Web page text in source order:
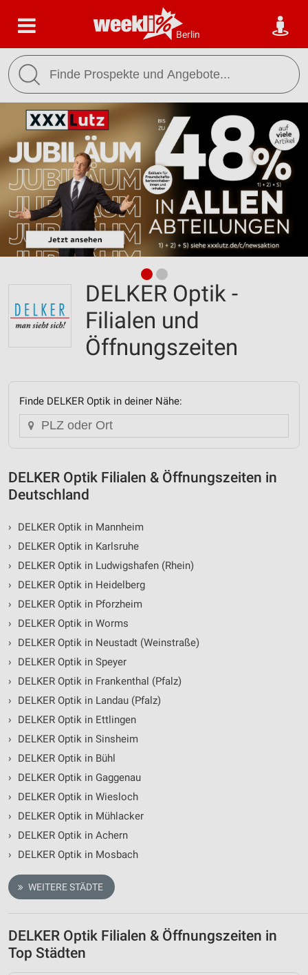
Berlin
DELKER Optik -
Filialen und
Öffnungszeiten
Finde DELKER Optik in deiner Nähe:
DELKER Optik Filialen & Öffnungszeiten in
Deutschland
›
DELKER Optik in Mannheim
›
DELKER Optik in Karlsruhe
›
DELKER Optik in Ludwigshafen (Rhein)
›
DELKER Optik in Heidelberg
›
DELKER Optik in Pforzheim
›
DELKER Optik in Worms
›
DELKER Optik in Neustadt (Weinstraße)
›
DELKER Optik in Speyer
›
DELKER Optik in Frankenthal (Pfalz)
›
DELKER Optik in Landau (Pfalz)
›
DELKER Optik in Ettlingen
›
DELKER Optik in Sinsheim
›
DELKER Optik in Bühl
›
DELKER Optik in Gaggenau
›
DELKER Optik in Wiesloch
›
DELKER Optik in Mühlacker
›
DELKER Optik in Achern
›
DELKER Optik in Mosbach
WEITERE STÄDTE
DELKER Optik Filialen & Öffnungszeiten in
Top Städten